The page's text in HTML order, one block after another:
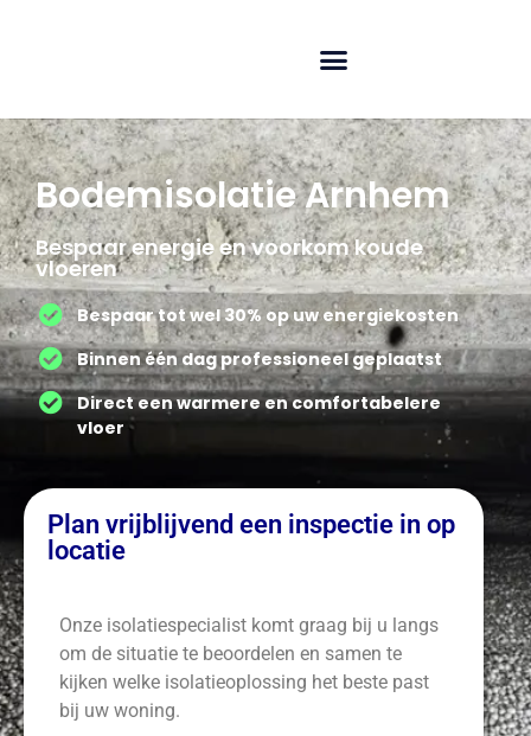
Bodemisolatie Arnhem
Bespaar energie en voorkom koude
vloeren
Bespaar tot wel 30% op uw energiekosten
Binnen één dag professioneel geplaatst
Direct een warmere en comfortabelere
vloer
Plan vrijblijvend een inspectie in op
locatie
Onze isolatiespecialist komt graag bij u langs
om de situatie te beoordelen en samen te
kijken welke isolatieoplossing het beste past
bij uw woning.